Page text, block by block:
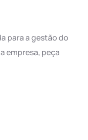
para a gestão do
empresa, peça